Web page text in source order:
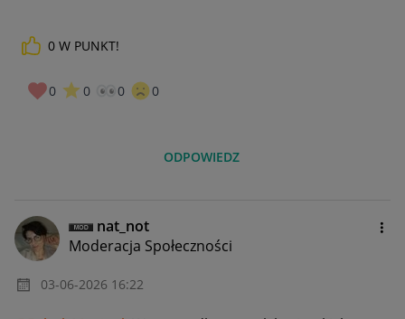
0 W PUNKT!
0 0 0 0
ODPOWIEDZ
nat_not
Moderacja Społeczności
‎03-06-2026 16:22